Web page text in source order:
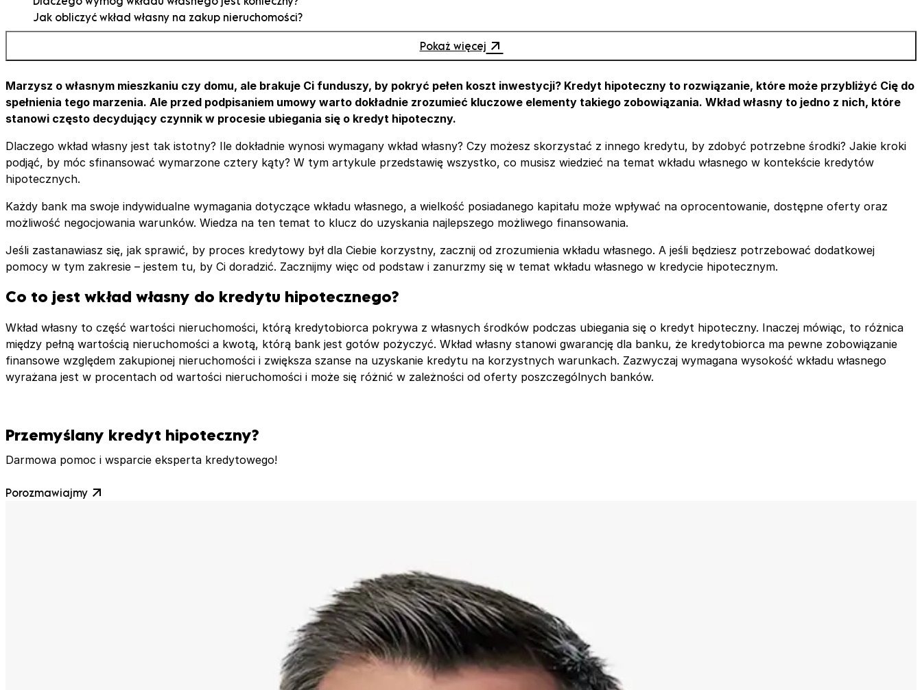
Jak obliczyć wkład własny na zakup nieruchomości?
Jak obliczyć wkład własny na zakup, remont lub wykończenie
Jak potwierdzić wpłatę wkładu własnego na rzecz
sprzedającego?
W którym momencie trzeba wpłacić wkład własny?
Kredyt gotówkowy na wkład własny
Kredyt hipoteczny bez wkładu własnego – RKM
Czy warto przeznaczyć wszystkie oszczędności na wkład
Ubezpieczenie niskiego wkładu własnego
Pokaż więcej
Marzysz o własnym mieszkaniu czy domu, ale brakuje Ci funduszy, by pokryć pełen koszt inwestycji? Kredyt hipoteczny to rozwiązanie, które może przybliżyć Cię do
spełnienia tego marzenia. Ale przed podpisaniem umowy warto dokładnie zrozumieć kluczowe elementy takiego zobowiązania. Wkład własny to jedno z nich, które
stanowi często decydujący czynnik w procesie ubiegania się o kredyt hipoteczny.
Dlaczego wkład własny jest tak istotny? Ile dokładnie wynosi wymagany wkład własny? Czy możesz skorzystać z innego kredytu, by zdobyć potrzebne środki? Jakie kroki
podjąć, by móc sfinansować wymarzone cztery kąty? W tym artykule przedstawię wszystko, co musisz wiedzieć na temat wkładu własnego w kontekście kredytów
hipotecznych.
Każdy bank ma swoje indywidualne wymagania dotyczące wkładu własnego, a wielkość posiadanego kapitału może wpływać na oprocentowanie, dostępne oferty oraz
możliwość negocjowania warunków. Wiedza na ten temat to klucz do uzyskania najlepszego możliwego finansowania.
Jeśli zastanawiasz się, jak sprawić, by proces kredytowy był dla Ciebie korzystny, zacznij od zrozumienia wkładu własnego. A jeśli będziesz potrzebować dodatkowej
pomocy w tym zakresie – jestem tu, by Ci doradzić. Zacznijmy więc od podstaw i zanurzmy się w temat wkładu własnego w kredycie hipotecznym.
Co to jest wkład własny do kredytu hipotecznego?
Wkład własny to część wartości nieruchomości, którą kredytobiorca pokrywa z własnych środków podczas ubiegania się o kredyt hipoteczny. Inaczej mówiąc, to różnica
między pełną wartością nieruchomości a kwotą, którą bank jest gotów pożyczyć. Wkład własny stanowi gwarancję dla banku, że kredytobiorca ma pewne zobowiązanie
finansowe względem zakupionej nieruchomości i zwiększa szanse na uzyskanie kredytu na korzystnych warunkach. Zazwyczaj wymagana wysokość wkładu własnego
wyrażana jest w procentach od wartości nieruchomości i może się różnić w zależności od oferty poszczególnych banków.
Przemyślany kredyt hipoteczny?
Darmowa pomoc i wsparcie eksperta kredytowego!
Porozmawiajmy